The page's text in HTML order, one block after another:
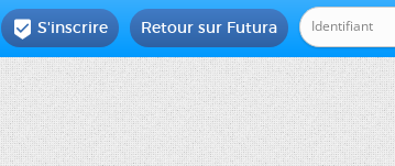
Retour sur Futura
 S'inscrire